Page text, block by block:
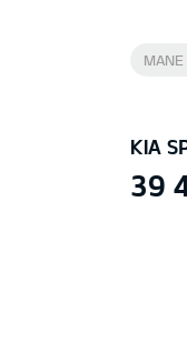
KIA
39